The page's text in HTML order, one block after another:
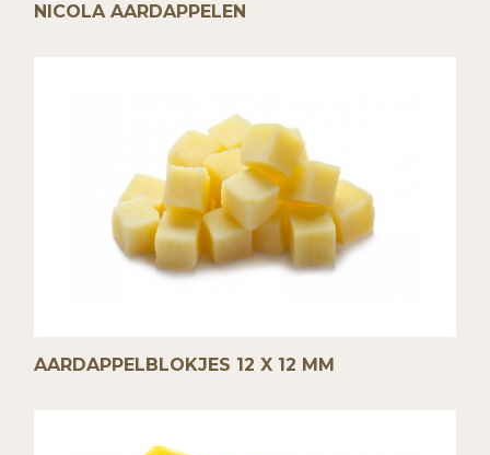
NICOLA AARDAPPELEN
AARDAPPELBLOKJES 12 X 12 MM